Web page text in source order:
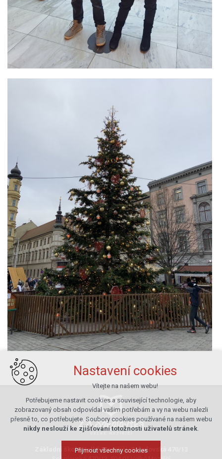
Základní škola Velké Meziříčí, Sokolovská 470/13
Nastavení cookies
Vítejte na našem webu!
Potřebujeme nastavit cookies a související technologie, aby
zobrazovaný obsah odpovídal vašim potřebám a vy na webu nalezli
přesně to, co potřebujete. Soubory cookies používané na našem webu
nikdy neslouží ke zjišťování totožnosti uživatelů stránek.
Přijmout všechny cookies